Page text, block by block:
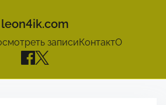
leon4ik.com
записиКонтактО